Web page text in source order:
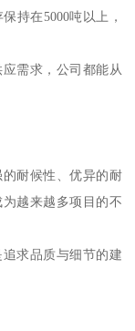
持在5000吨以上，
需求，公司都能从
耐候性、优异的耐
越来越多项目的不
求品质与细节的建